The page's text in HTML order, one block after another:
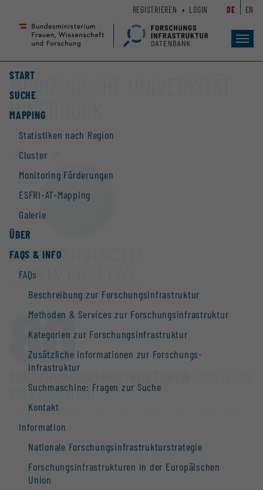
Seiteninhalt
Accesskey
Hauptnavigation
Accesskey
START
SUCHE
MAPPING
Statistiken nach Region
Cluster
Monitoring Förderungen
ESFRI-AT-Mapping
Galerie
ÜBER
FAQS & INFO
FAQs
Beschreibung zur Forschungs­infrastruktur
Methoden & Services zur Forschungs­infrastruktur
Kategorien zur Forschungs­infrastruktur
Zusätzliche Informationen zur Forschungs­
infrastruktur
Suchmaschine: Fragen zur Suche
Kontakt
Information
Nationale Forschungs­infrastruktur­strategie
Forschungs­infrastrukturen in der Europäischen
Union
REGISTRIEREN LOGIN DE EN
MEDIZINISCHE UNIVERSITÄT
INNSBRUCK
Website
80
FORSCHUNGS­INFRASTRUKTUREN
COLLABORATION